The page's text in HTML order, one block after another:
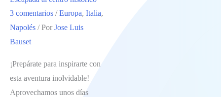
SEMANA
EN
LA
CIUDAD
3 comentarios /Europa, Italia,
Napolés / Por Jose Luis
Bauset
¡Prepárate para inspirarte con
esta aventura inolvidable!
Aprovechamos unos días